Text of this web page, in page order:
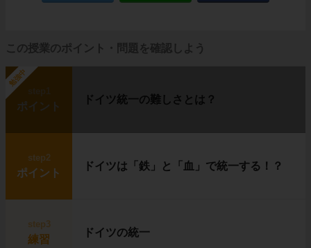
この授業のポイント・問題を確認しよう
勉強中
ポイント
ドイツ統一の難しさとは？
step2
ポイント
ドイツは「鉄」と「血」で統一する！？
step3
練習
ドイツの統一